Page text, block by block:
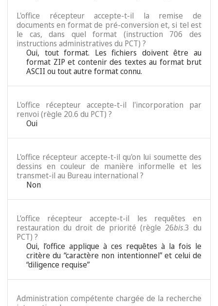
L'office récepteur accepte-t-il la remise de
documents en format de pré-conversion et, si tel est
le cas, dans quel format (instruction 706 des
instructions administratives du PCT) ?
Oui, tout format. Les fichiers doivent être au
format ZIP et contenir des textes au format brut
ASCII ou tout autre format connu.
L'office récepteur accepte-t-il l'incorporation par
renvoi (règle 20.6 du PCT) ?
Oui
L'office récepteur accepte-t-il qu'on lui soumette des
dessins en couleur de manière informelle et les
transmet-il au Bureau international ?
Non
L’office récepteur accepte-t-il les requêtes en
restauration du droit de priorité (règle 26bis.3 du
PCT) ?
Oui, l’office applique à ces requêtes à la fois le
critère du “caractère non intentionnel” et celui de
“diligence requise”
Administration compétente chargée de la recherche